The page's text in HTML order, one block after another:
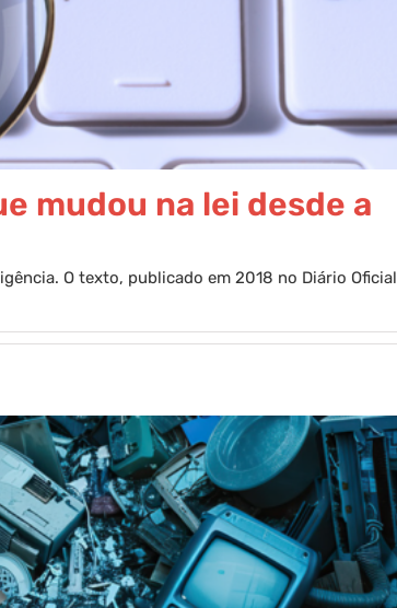
mudou na lei desde a
O texto, publicado em 2018 no Diário Oficial